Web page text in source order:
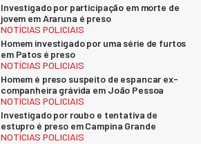
Investigado por participação em morte de
jovem em Araruna é preso
NOTÍCIAS POLICIAIS
Homem investigado por uma série de furtos
em Patos é preso
NOTÍCIAS POLICIAIS
Homem é preso suspeito de espancar ex-
companheira grávida em João Pessoa
NOTÍCIAS POLICIAIS
Investigado por roubo e tentativa de
estupro é preso em Campina Grande
NOTÍCIAS POLICIAIS